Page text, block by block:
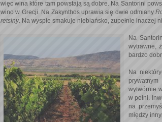
więc wina które tam powstają są dobre. Na Santorini
wino w Grecji. Na Zakynthos uprawia się dwie odmiany
retsiny. Na wyspie smakuje niebiańsko, zupełnie inaczej
Na
wytrawne,
bardzo
Na
wytwórnie
w pełni.
na
między